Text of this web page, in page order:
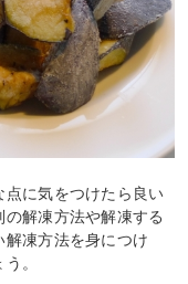
に気をつけたら良い
解凍方法や解凍する
凍方法を身につけ
。